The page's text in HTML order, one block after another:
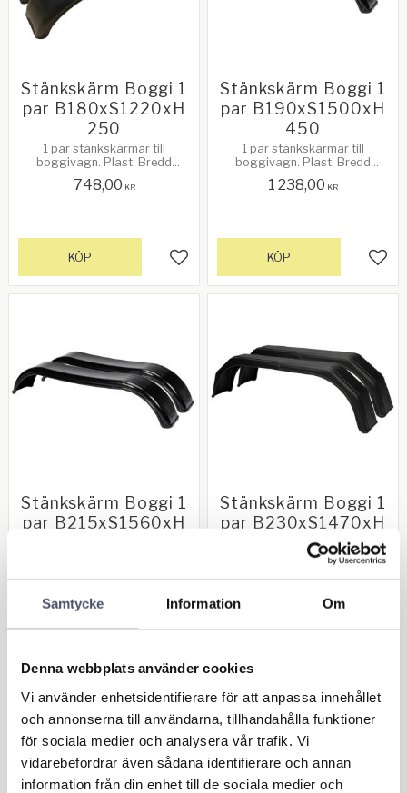
Samtycke Information Om
Denna webbplats använder cookies
Vi använder enhetsidentifierare för att anpassa innehållet
och annonserna till användarna, tillhandahålla funktioner
för sociala medier och analysera vår trafik. Vi
vidarebefordrar även sådana identifierare och annan
information från din enhet till de sociala medier och
Stänkskärm Boggi 1
par B180xS1220xH
250
1 par stänkskärmar till
boggivagn. Plast. Bredd
Höjd: 250mm. Passar bl.a Ifor
748,00 KR
Lägg till i favoriter
KÖP
Stänkskärm Boggi 1
par B190xS1500xH
450
1 par stänkskärmar till
boggivagn. Plast. Bredd
Höjd: 450mm. Passar bl.a Ifor
1 238,00 KR
KÖP
Stänkskärm Boggi 1
par B215xS1560xH
boggivagn. Plast. Bredd
Höjd: 440mm. Passar bl.a Ifor
1 274,00
KÖP
Stänkskärm Boggi 1
par B230xS1470xH
425
1 par stänkskärmar till
boggivagn. Plast. Bredd
Höjd: 425mm. Passar bl.a Ifor
1 201,00KR
OUTLET - REA
Maskin & Fordonstillbehör